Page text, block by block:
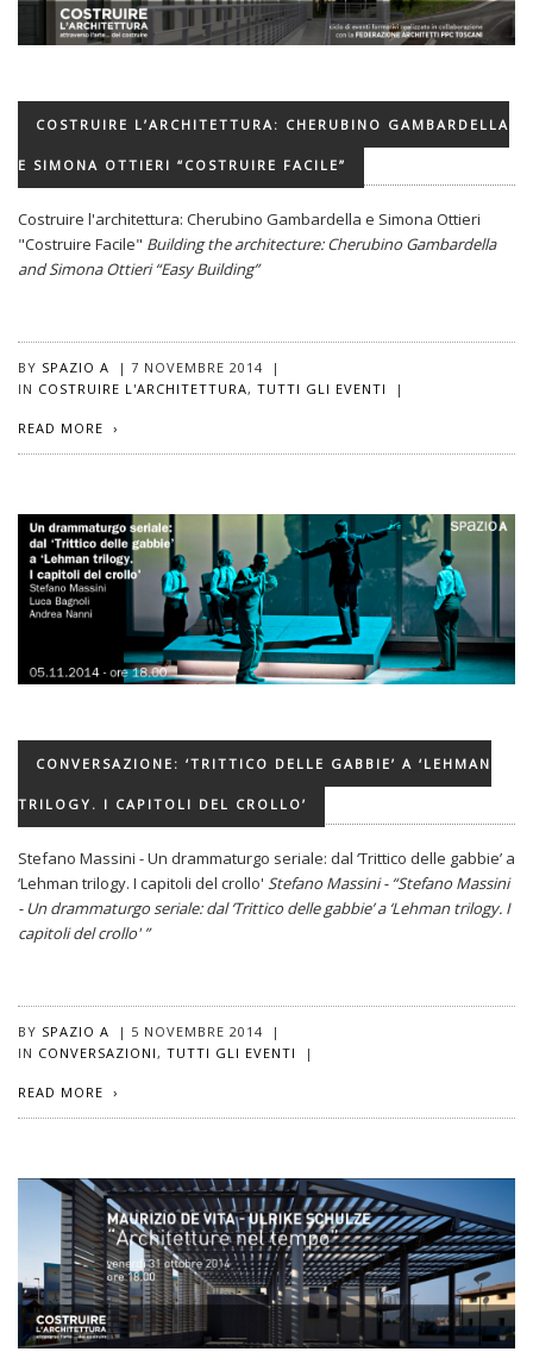
COSTRUIRE L’ARCHITETTURA: CHERUBINO GAMBARDELLA
E SIMONA OTTIERI “COSTRUIRE FACILE”
Costruire l'architettura: Cherubino Gambardella e Simona Ottieri
"Costruire Facile" Building the architecture: Cherubino Gambardella
and Simona Ottieri “Easy Building”
BY SPAZIO A | 7 NOVEMBRE 2014
|
IN COSTRUIRE L'ARCHITETTURA, TUTTI GLI EVENTI |
READ MORE
CONVERSAZIONE: ‘TRITTICO DELLE GABBIE’ A ‘LEHMAN
TRILOGY. I CAPITOLI DEL CROLLO’
Stefano Massini - Un drammaturgo seriale: dal ‘Trittico delle gabbie’ a
‘Lehman trilogy. I capitoli del crollo' Stefano Massini - “Stefano Massini
- Un drammaturgo seriale: dal ‘Trittico delle gabbie’ a ‘Lehman trilogy. I
capitoli del crollo' ”
BY SPAZIO A | 5 NOVEMBRE 2014
|
IN CONVERSAZIONI , TUTTI GLI EVENTI |
READ MORE